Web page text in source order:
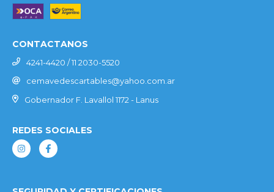
CONTACTANOS
4241-4420 / 11 2030-5520
cemavedescartables@yahoo.com.ar
Gobernador F. Lavallol 1172 - Lanus
REDES SOCIALES